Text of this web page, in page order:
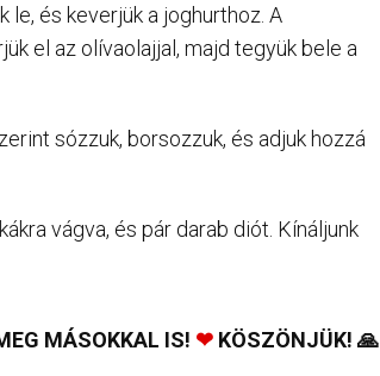
és keverjük a joghurthoz. A
el az olívaolajjal, majd tegyük bele a
sózzuk, borsozzuk, és adjuk hozzá
vágva, és pár darab diót. Kínáljunk
MÁSOKKAL IS! ❤KÖSZÖNJÜK! 🙏